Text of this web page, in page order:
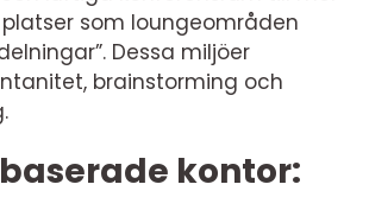
som loungeområden
Dessa miljöer
brainstorming och
kontor: